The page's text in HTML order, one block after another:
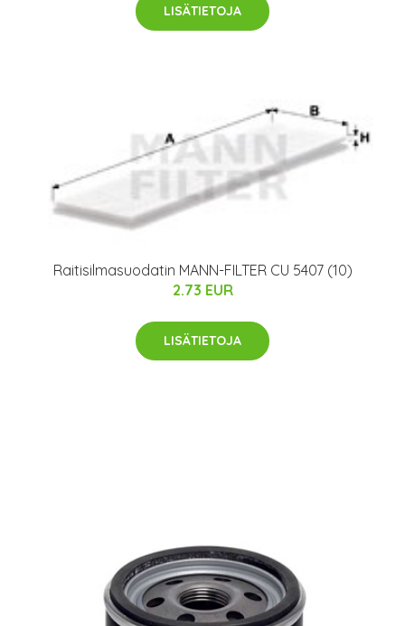
LISÄTIETOJA
Raitisilmasuodatin MANN-FILTER CU 5407 (10)
2.73 EUR
LISÄTIETOJA